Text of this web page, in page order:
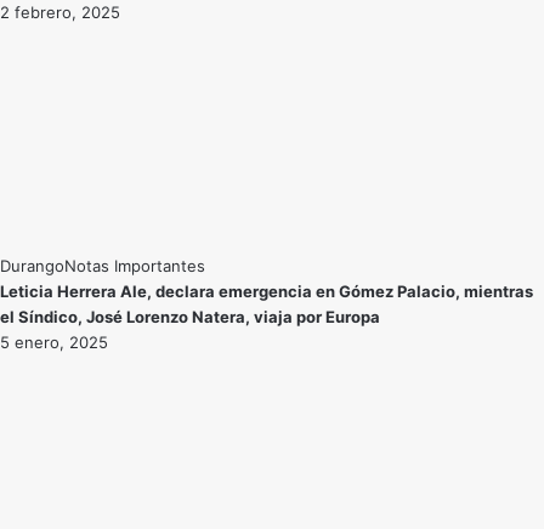
2 febrero, 2025
DurangoNotas Importantes
Leticia Herrera Ale, declara emergencia en Gómez Palacio, mientras
el Síndico, José Lorenzo Natera, viaja por Europa
5 enero, 2025